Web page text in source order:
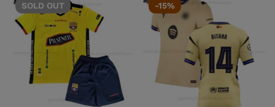
SOLD OUT -15%